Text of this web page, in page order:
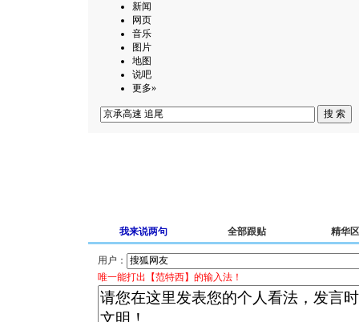
新闻
网页
音乐
图片
地图
说吧
更多»
我来说两句 全部跟贴 精华区
用户：
唯一能打出【范特西】的输入法！